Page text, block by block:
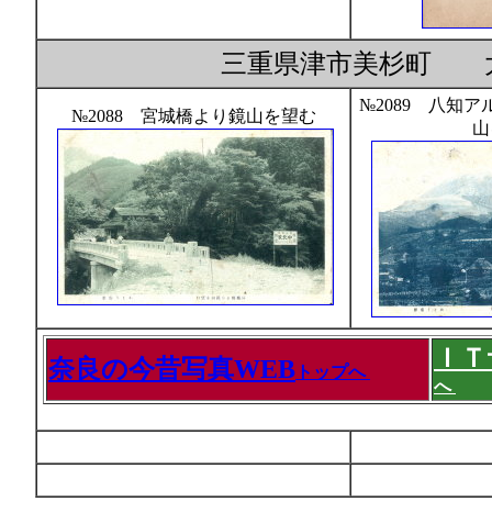
三重県津市美杉町 大
№2088 宮城橋より鏡山を望む
№2089 八知ア
奈良の今昔写真WEB トップへ Ｉ
へ